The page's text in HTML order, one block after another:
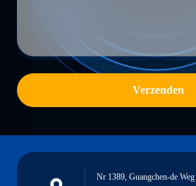
Verzenden
Nr 1389, Guangchen-de